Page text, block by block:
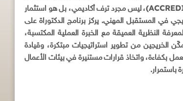
، ليس مجرد ترف أكاديمي، بل هو استثمار
في المستقبل المهني. يركز برنامج الدكتوراة على
النظرية العميقة مع الخبرة العملية المكتسبة،
الخريجين من تطوير استراتيجيات مبتكرة، وقيادة
بكفاءة، واتخاذ قرارات مستنيرة في بيئات الأعمال
باستمرار.